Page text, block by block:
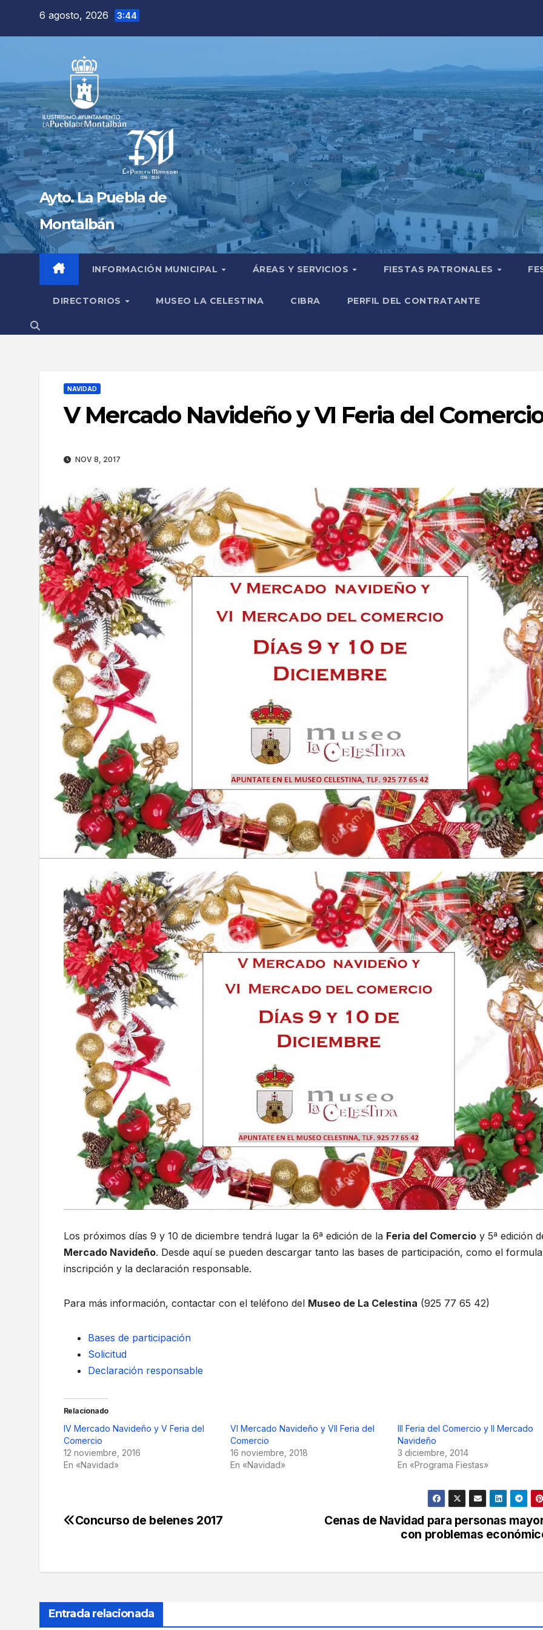
6 agosto, 2026 3:44
Ayto. La Puebla de
Montalbán
INFORMACIÓN MUNICIPAL ÁREAS Y SERVICIOS FIESTAS PATRONALES
DIRECTORIOS MUSEO LA CELESTINA CIBRA PERFIL DEL CONTRATANTE
NAVIDAD
V Mercado Navideño y VI Feria del
NOV 8, 2017
Los próximos días 9 y 10 de diciembre tendrá lugar la 6ª edición de la Feria del Comercio y 5ª edición
Mercado Navideño. Desde aquí se pueden descargar tanto las bases de participación, como el
inscripción y la declaración responsable.
Para más información, contactar con el teléfono del Museo de La Celestina (925 77 65 42)
Bases de participación
Solicitud
Declaración responsable
Relacionado
IV Mercado Navideño y V Feria del
Comercio
12 noviembre, 2016
En «Navidad»
VI Mercado Navideño y VII Feria del
Comercio
16 noviembre, 2018
En «Navidad»
III Feria del Comercio y II Mercado
Navideño
3 diciembre, 2014
En «Programa Fiestas»
Navegación
entradas
Cenas de Navidad para personas
con problemas
Concurso de belenes 2017
Entrada relacionada